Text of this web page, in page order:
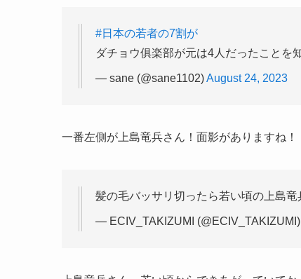
#日本の若者の7割が
ダチョウ俱楽部が元は4人だったことを
— sane (@sane1102)August 24, 2023
一番左側が上島竜兵さん！面影がありますね！
髪の毛バッサリ切ったら若い頃の上島竜
— ECIV_TAKIZUMI (@ECIV_TAKIZUMI)